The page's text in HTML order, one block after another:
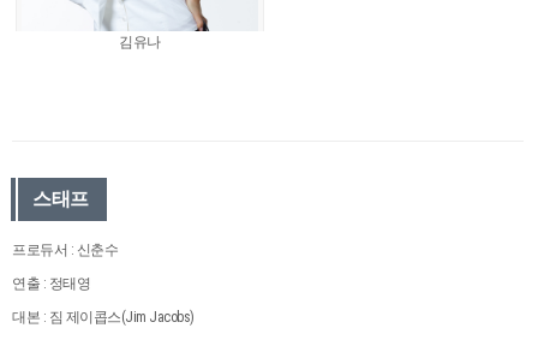
김유나
스태프
프로듀서 : 신춘수
연출 : 정태영
대본 : 짐 제이콥스(Jim Jacobs)